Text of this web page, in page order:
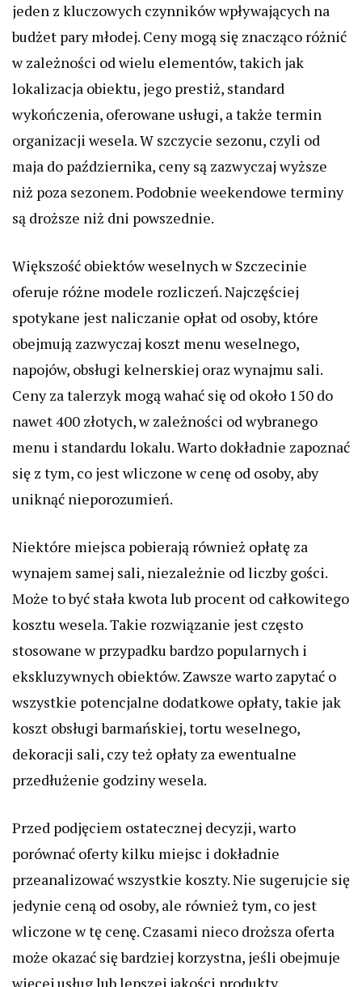
jeden z kluczowych czynników wpływających na
budżet pary młodej. Ceny mogą się znacząco różnić
w zależności od wielu elementów, takich jak
lokalizacja obiektu, jego prestiż, standard
wykończenia, oferowane usługi, a także termin
organizacji wesela. W szczycie sezonu, czyli od
maja do października, ceny są zazwyczaj wyższe
niż poza sezonem. Podobnie weekendowe terminy
są droższe niż dni powszednie.
Większość obiektów weselnych w Szczecinie
oferuje różne modele rozliczeń. Najczęściej
spotykane jest naliczanie opłat od osoby, które
obejmują zazwyczaj koszt menu weselnego,
napojów, obsługi kelnerskiej oraz wynajmu sali.
Ceny za talerzyk mogą wahać się od około 150 do
nawet 400 złotych, w zależności od wybranego
menu i standardu lokalu. Warto dokładnie zapoznać
się z tym, co jest wliczone w cenę od osoby, aby
uniknąć nieporozumień.
Niektóre miejsca pobierają również opłatę za
wynajem samej sali, niezależnie od liczby gości.
Może to być stała kwota lub procent od całkowitego
kosztu wesela. Takie rozwiązanie jest często
stosowane w przypadku bardzo popularnych i
ekskluzywnych obiektów. Zawsze warto zapytać o
wszystkie potencjalne dodatkowe opłaty, takie jak
koszt obsługi barmańskiej, tortu weselnego,
dekoracji sali, czy też opłaty za ewentualne
przedłużenie godziny wesela.
Przed podjęciem ostatecznej decyzji, warto
porównać oferty kilku miejsc i dokładnie
przeanalizować wszystkie koszty. Nie sugerujcie się
jedynie ceną od osoby, ale również tym, co jest
wliczone w tę cenę. Czasami nieco droższa oferta
może okazać się bardziej korzystna, jeśli obejmuje
więcej usług lub lepszej jakości produkty.